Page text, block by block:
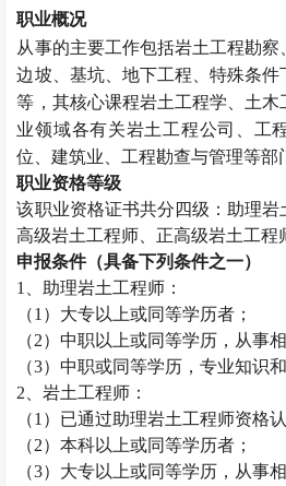
职业概况
从事的主要工作包括岩土工程勘察
边坡、基坑、地下工程、特殊条
等，其核心课程岩土工程学、土
业领域各有关岩土工程公司、工
位、建筑业、工程勘查与管理等部
职业资格等级
该职业资格证书共分四级：助理岩
高级岩土工程师 、正高级岩土工程
申报条件（具备下列条件之一）
1、助理岩土工程师 ：
（1）大专以上或同等学历者；
（2）中职以上或同等学历，从事
（3）中职或同等学历，专业知识
2、岩土工程师 ：
（1）已通过助理岩土工程师资格
（2）本科以上或同等学历者；
（3）大专以上或同等学历，从事